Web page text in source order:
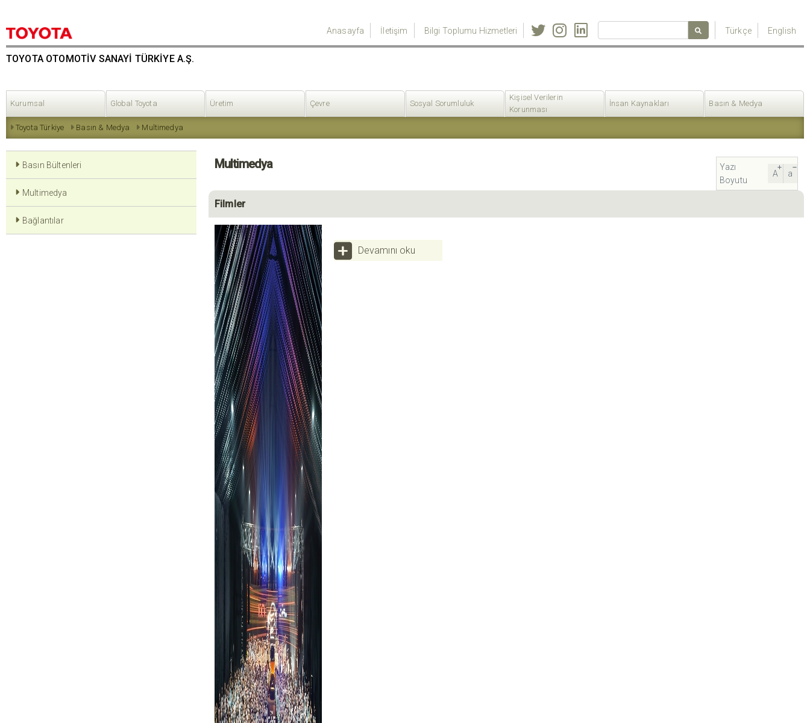
Anasayfa İletişim Bilgi Toplumu Hizmetleri Türkçe English
TOYOTA OTOMOTİV SANAYİ TÜRKİYE A.Ş.
Kurumsal Global Toyota Üretim Çevre Sosyal Sorumluluk
Kişisel Verilerin
Korunması
İnsan Kaynakları Basın & Medya
Multimedya
Basın & Medya
Toyota Türkiye
Basın Bültenleri
Multimedya
Bağlantılar
Multimedya
Yazı
Boyutu
A a
Filmler
Devamını oku